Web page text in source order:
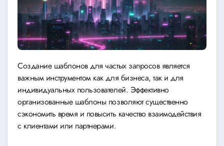
Создание шаблонов для частых запросов является
важным инструментом как для бизнеса, так и для
индивидуальных пользователей. Эффективно
организованные шаблоны позволяют существенно
сэкономить время и повысить качество взаимодействия
с клиентами или партнерами.